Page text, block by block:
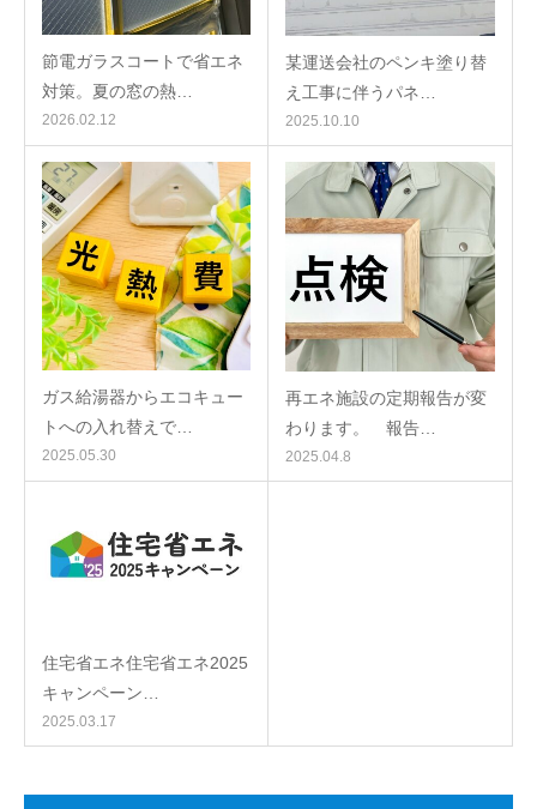
節電ガラスコートで省エネ
対策。夏の窓の熱…
2026.02.12
某運送会社のペンキ塗り替
え工事に伴うパネ…
2025.10.10
ガス給湯器からエコキュー
トへの入れ替えで…
2025.05.30
再エネ施設の定期報告が変
わります。 報告…
2025.04.8
住宅省エネ住宅省エネ2025
キャンペーン…
2025.03.17